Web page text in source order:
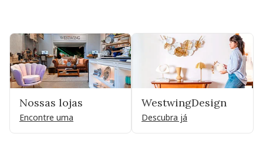
Nossas lojas
Encontre uma
WestwingDesign
Descubra já